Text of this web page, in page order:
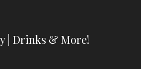
| Drinks & More!